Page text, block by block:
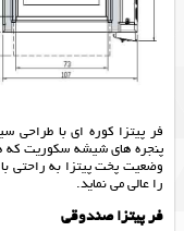
فر پیتزا کوره ای با طراحی
پنجره های شیشه سکوریت که
وضعیت پخت پیتزا به راحتی
را عالی می نماید.
فر پیتزا صندوقی